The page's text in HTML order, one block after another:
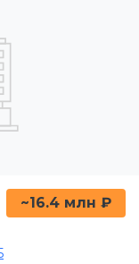
~16.4 млн ₽